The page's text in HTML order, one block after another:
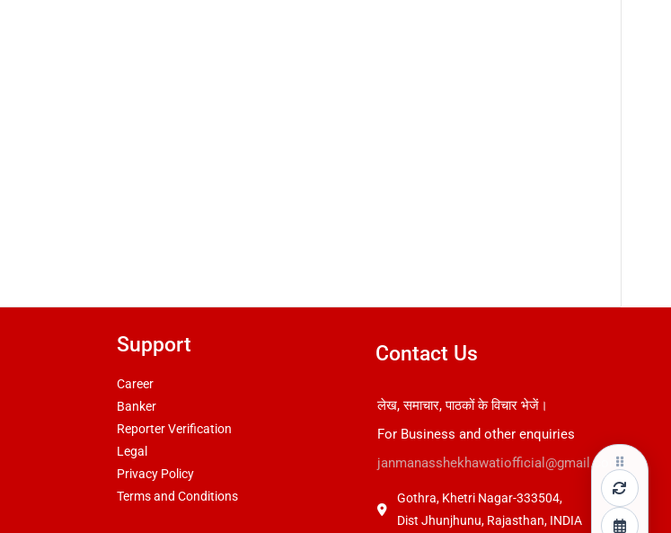
Support
Career
Banker
Reporter Verification
Legal
Privacy Policy
Terms and Conditions
Contact Us
लेख, समाचार, पाठकों के विचार भेजें।
For Business and other enquiries
janmanasshekhawatiofficial@gmail.com
Gothra, Khetri Nagar-333504,
Dist Jhunjhunu, Rajasthan, INDIA